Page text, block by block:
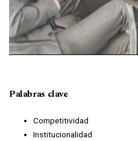
Palabras clave
Competitividad
Institucionalidad